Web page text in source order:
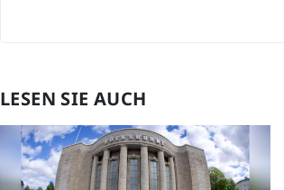
LESEN SIE AUCH